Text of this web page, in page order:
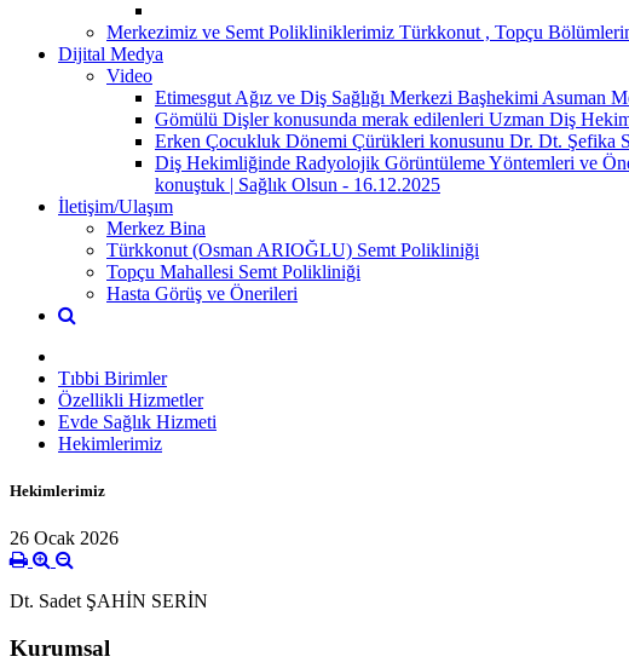
Merkezimiz ve Semt Polikliniklerimiz Türkkonut , Topçu
Dijital Medya
Video
Etimesgut Ağız ve Diş Sağlığı Merkezi Başhekimi Asuman
Gömülü Dişler konusunda merak edilenleri Uzman Diş
Erken Çocukluk Dönemi Çürükleri konusunu Dr. Dt. Şefika
Diş Hekimliğinde Radyolojik Görüntüleme Yöntemleri ve
konuştuk | Sağlık Olsun - 16.12.2025
İletişim/Ulaşım
Merkez Bina
Türkkonut (Osman ARIOĞLU) Semt Polikliniği
Topçu Mahallesi Semt Polikliniği
Hasta Görüş ve Önerileri
Tıbbi Birimler
Özellikli Hizmetler
Evde Sağlık Hizmeti
Hekimlerimiz
Hekimlerimiz
26 Ocak 2026
Dt. Sadet ŞAHİN SERİN
Kurumsal